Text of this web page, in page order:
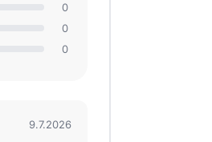
0
0
0
9.7.2026